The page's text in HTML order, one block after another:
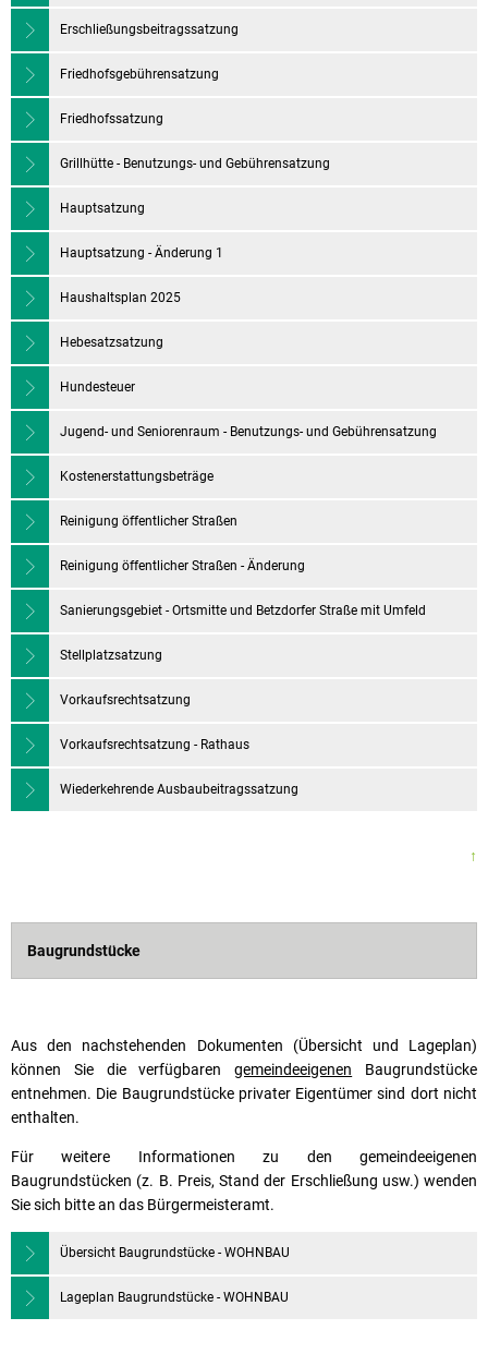
Erschließungsbeitragssatzung
Friedhofsgebührensatzung
Friedhofssatzung
Grillhütte - Benutzungs- und Gebührensatzung
Hauptsatzung
Hauptsatzung - Änderung 1
Haushaltsplan 2025
Hebesatzsatzung
Hundesteuer
Jugend- und Seniorenraum - Benutzungs- und Gebührensatzung
Kostenerstattungsbeträge
Reinigung öffentlicher Straßen
Reinigung öffentlicher Straßen - Änderung
Sanierungsgebiet - Ortsmitte und Betzdorfer Straße mit Umfeld
Stellplatzsatzung
Vorkaufsrechtsatzung
Vorkaufsrechtsatzung - Rathaus
Wiederkehrende Ausbaubeitragssatzung
↑
Baugrundstücke
Aus den nachstehenden Dokumenten (Übersicht und Lageplan)
können Sie die verfügbarengemeindeeigenen Baugrundstücke
entnehmen. Die Baugrundstücke privater Eigentümer sind dort nicht
enthalten.
Für weitere Informationen zu den gemeindeeigenen
Baugrundstücken (z. B. Preis, Stand der Erschließung usw.) wenden
Sie sich bitte an das Bürgermeisteramt.
Übersicht Baugrundstücke - WOHNBAU
Lageplan Baugrundstücke - WOHNBAU